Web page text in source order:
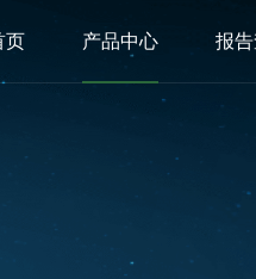
页 产品中心 报